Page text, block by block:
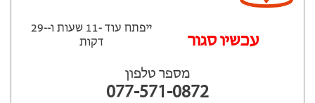
‫עכשיו סגור
ייפתח עוד -11 שעות ‫ו--29
דקות
מספר טלפון
077-571-0872